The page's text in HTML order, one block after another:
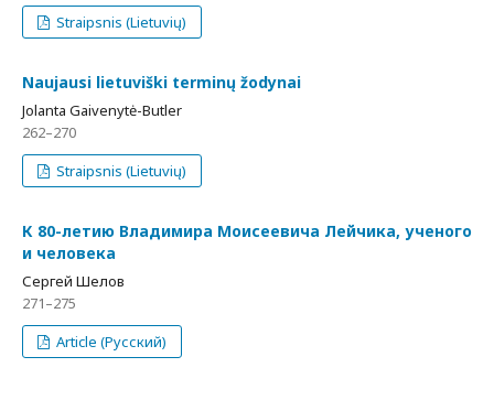
Straipsnis (Lietuvių)
Naujausi lietuviški terminų žodynai
Jolanta Gaivenytė-Butler
262–270
Straipsnis (Lietuvių)
К 80-летию Владимира Моисеевича Лейчика, ученого
и человека
Сергей Шелов
271–275
Article (Русский)